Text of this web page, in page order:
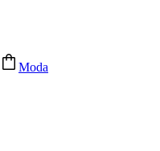
Moda